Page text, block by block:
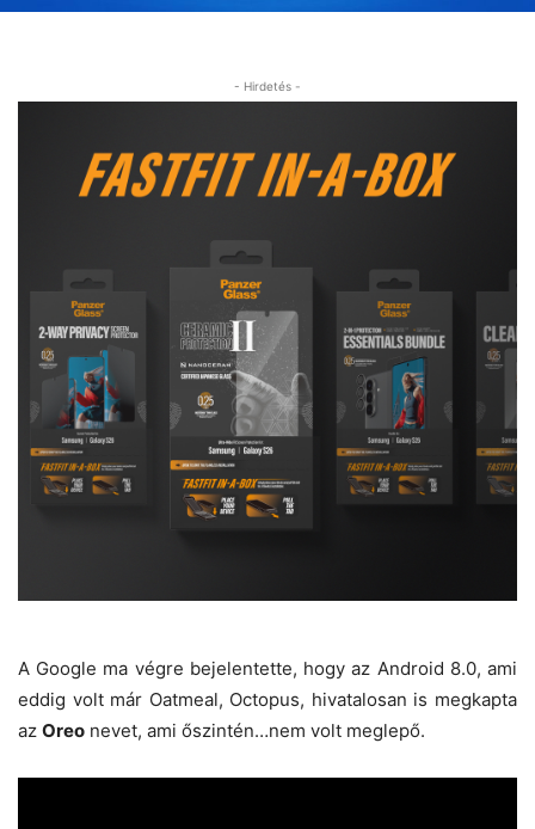
- Hirdetés -
A Google ma végre bejelentette, hogy az Android 8.0, ami
eddig volt már Oatmeal, Octopus, hivatalosan is megkapta
az Oreo nevet, ami őszintén…nem volt meglepő.